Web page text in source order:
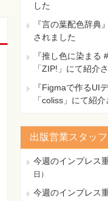
した
『言の葉配色辞典
されました
『推し色に染まる
「ZIP!」にて紹介
『Figmaで作るUI
「coliss」にて紹
出版営業スタッ
今週のインプレス
日 ）
今週のインプレス